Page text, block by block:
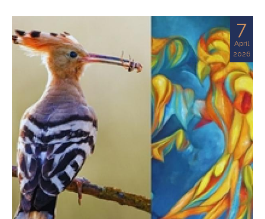
7
April
2026